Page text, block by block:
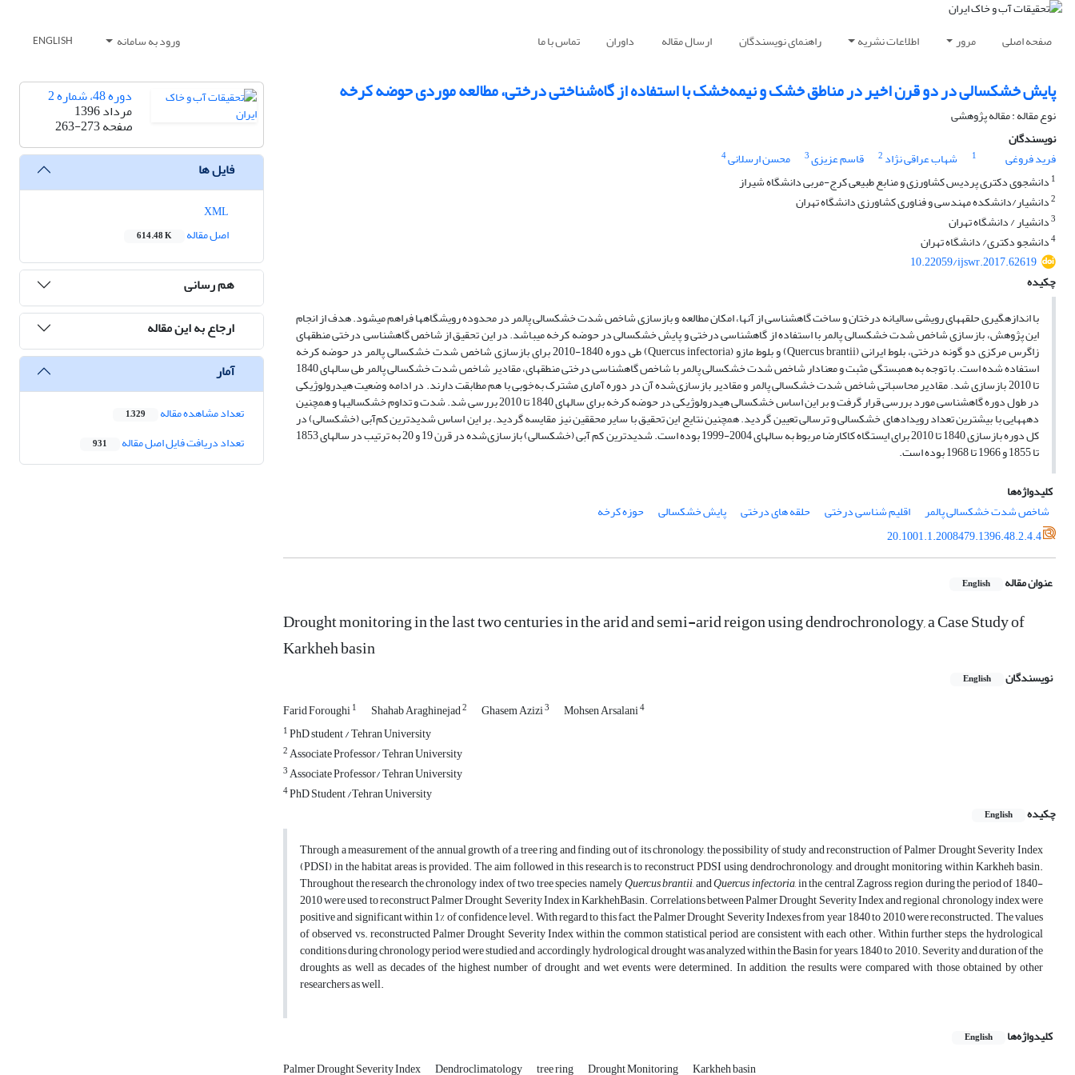
صفحه اصلی مرور اطلاعات نشریه راهنمای نویسندگان ارسال مقاله داوران تماس با ما ورود به سامانه ENGLISH
پایش خشکسالی در دو قرن اخیر در مناطق خشک و نیمه‌خشک با استفاده از گاه‌شناختی درختی، مطالعه موردی حوضه کرخه
نوع مقاله : مقاله پژوهشی
نویسندگان
فرید فروغی
1 شهاب عراقی نژاد 2 قاسم عزیزی3 محسن ارسلانی4
1 دانشجوی دکتری پردیس کشاورزی و منابع طبیعی کرج-مربی دانشگاه شیراز
2دانشیار/دانشکده مهندسی و فناوری کشاورزی دانشگاه تهران
3دانشیار / دانشگاه تهران
4دانشجو دکتری/ دانشگاه تهران
10.22059/ijswr.2017.62619
چکیده
با اندازه­گیری حلقه­های رویشی سالیانه درختان و ساخت گاه­شناسی از آن­ها، امکان مطالعه و بازسازی شاخص شدت خشکسالی پالمر در محدوده رویشگاه­ها فراهم می­شود. هدف از انجام
این پژوهش، بازسازی شاخص شدت خشکسالی پالمر با استفاده از گاه­شناسی درختی و پایش خشکسالی در حوضه کرخه می­باشد. در این تحقیق از شاخص گاه­شناسی درختی منطقه­ای
زاگرس مرکزی دو گونه درختی، بلوط ایرانی (Quercus brantii) و بلوط مازو (Quercus infectoria) طی دوره 1840-2010 برای بازسازی شاخص شدت خشکسالی پالمر در حوضه کرخه
استفاده شده است. با توجه به همبستگی مثبت و معنادار شاخص شدت خشکسالی پالمر با شاخص گاه­شناسی درختی منطقه­ای، مقادیر شاخص شدت خشکسالی پالمر طی سال­های 1840
تا 2010 بازسازی شد. مقادیر محاسباتی شاخص شدت خشکسالی پالمر و مقادیر بازسازی‌شده آن در دوره آماری مشترک به‌خوبی با هم مطابقت دارند. در ادامه وضعیت هیدرولوژیکی
در طول دوره گاه­شناسی مورد بررسی قرار گرفت و بر این اساس خشکسالی هیدرولوژیکی در حوضه کرخه برای سال­های 1840 تا 2010 بررسی شد. شدت و تداوم خشکسالی­ها و همچنین
دهه­هایی با بیشترین تعداد رویدادهای خشکسالی و ترسالی تعیین گردید. همچنین نتایج این تحقیق با سایر محققین نیز مقایسه گردید. بر این اساس شدیدترین کم‌آبی (خشکسالی) در
کل دوره بازسازی 1840 تا 2010 برای ایستگاه کاکارضا مربوط به سال­های 2004-1999 بوده است. شدیدترین کم آبی (خشکسالی) بازسازی‌شده در قرن 19 و 20 به ترتیب در سال­های 1853
تا 1855 و 1966 تا 1968 بوده است.
کلیدواژه‌ها
شاخص شدت خشکسالی پالمر
اقلیم شناسی درختی حلقه های درختی پایش خشکسالی
حوزه کرخه
20.1001.1.2008479.1396.48.2.4.4
عنوان مقاله English
Drought monitoring in the last two centuries in the arid and semi-arid reigon using dendrochronology, a Case Study of
Karkheh basin
نویسندگان English
Farid Foroughi1 Shahab Araghinejad2 Ghasem Azizi3 Mohsen Arsalani4
1PhD student / Tehran University
2Associate Professor/ Tehran University
3Associate Professor/ Tehran University
4PhD Student /Tehran University
چکیده
English
Through a measurement of the annual growth of a tree ring and finding out of its chronology, the possibility of study and reconstruction of Palmer Drought Severity Index
(PDSI) in the habitat areas is provided. The aim followed in this research is to reconstruct PDSI using dendrochronology, and drought monitoring within Karkheh basin.
Throughout the research the chronology index of two tree species, namelyQuercus brantii, andQuercus infectoria, in the central Zagross region during the period of 1840-
2010 were used to reconstruct Palmer Drought Severity Index in KarkhehBasin. Correlations between Palmer Drought Severity Index and regional chronology index were
positive and significant within 1% of confidence level. With regard to this fact, the Palmer Drought Severity Indexes from year 1840 to 2010 were reconstructed. The values
of observed vs. reconstructed Palmer Drought Severity Index within the common statistical period are consistent with each other. Within further steps, the hydrological
conditions during chronology period were studied and accordingly, hydrological drought was analyzed within the Basin for years, 1840 to 2010. Severity and duration of the
droughts as well as decades of the highest number of drought and wet events were determined. In addition, the results were compared with those obtained by other
researchers as well.
کلیدواژه‌ها English
Palmer Drought Severity Index Dendroclimatology tree ring Drought Monitoring Karkheh basin
دوره 48، شماره 2
مرداد 1396
صفحه263-273
فایل ها
اصل مقاله
614.48 K
هم رسانی
ارجاع به این مقاله
آمار
تعداد مشاهده مقاله 1,329
تعداد دریافت فایل اصل مقاله 931